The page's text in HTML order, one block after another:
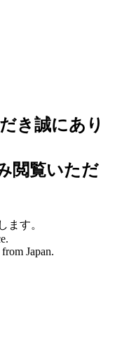
き誠にあり
閲覧いただ
ます。
Japan.